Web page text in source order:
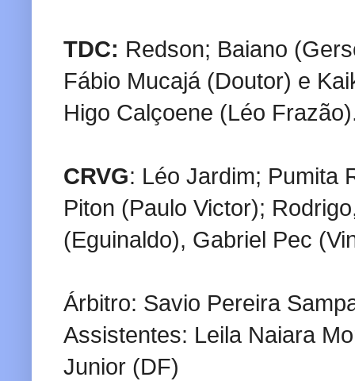
TDC: Redson; Baiano
Fábio Mucajá (Doutor) e
Higo Calçoene (Léo
CRVG: Léo Jardim; Pumita
Piton (Paulo Victor);
(Eguinaldo), Gabriel Pec
Árbitro: Savio Pereira
Assistentes: Leila Naiara
Junior (DF)